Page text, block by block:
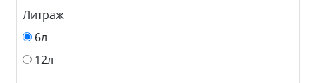
Литраж
6л
12л